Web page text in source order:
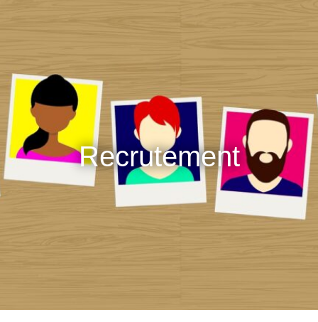
Recrutement